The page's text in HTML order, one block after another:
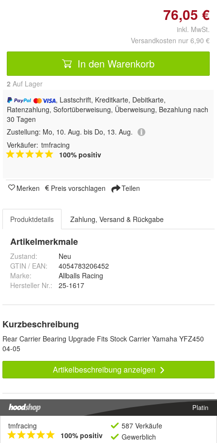
76,05 €
inkl. MwSt.
Versandkosten nur 6,90 €
In den Warenkorb
2 Auf Lager
, Lastschrift, Kreditkarte, Debitkarte,
Ratenzahlung, Sofortüberweisung, Überweisung, Bezahlung nach
30 Tagen
Zustellung: Mo, 10. Aug. bis Do, 13. Aug.
Verkäufer: tmfracing
100% positiv
Merken Preis vorschlagen Teilen
Produktdetails Zahlung, Versand & Rückgabe
Artikelmerkmale
Zustand:
Neu
GTIN / EAN:
4054783206452
Marke:
Allballs Racing
Hersteller Nr.:
25-1617
Kurzbeschreibung
Rear Carrier Bearing Upgrade Fits Stock Carrier Yamaha YFZ450
04-05
Artikelbeschreibung anzeigen
Platin
tmfracing
100% positiv
587 Verkäufe
Gewerblich